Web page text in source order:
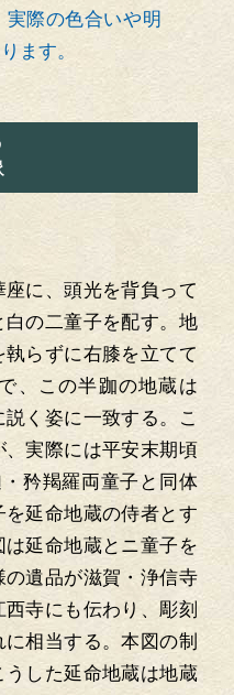
際の色合いや明
ます。
に、頭光を背負って
の二童子を配す。地
らずに右膝を立てて
、この半跏の地蔵は
説く姿に一致する。こ
実際には平安末期頃
矜羯羅両童子と同体
を延命地蔵の侍者とす
延命地蔵とニ童子を
遺品が滋賀・浄信寺
寺にも伝わり、彫刻
相当する。本図の制
した延命地蔵は地蔵